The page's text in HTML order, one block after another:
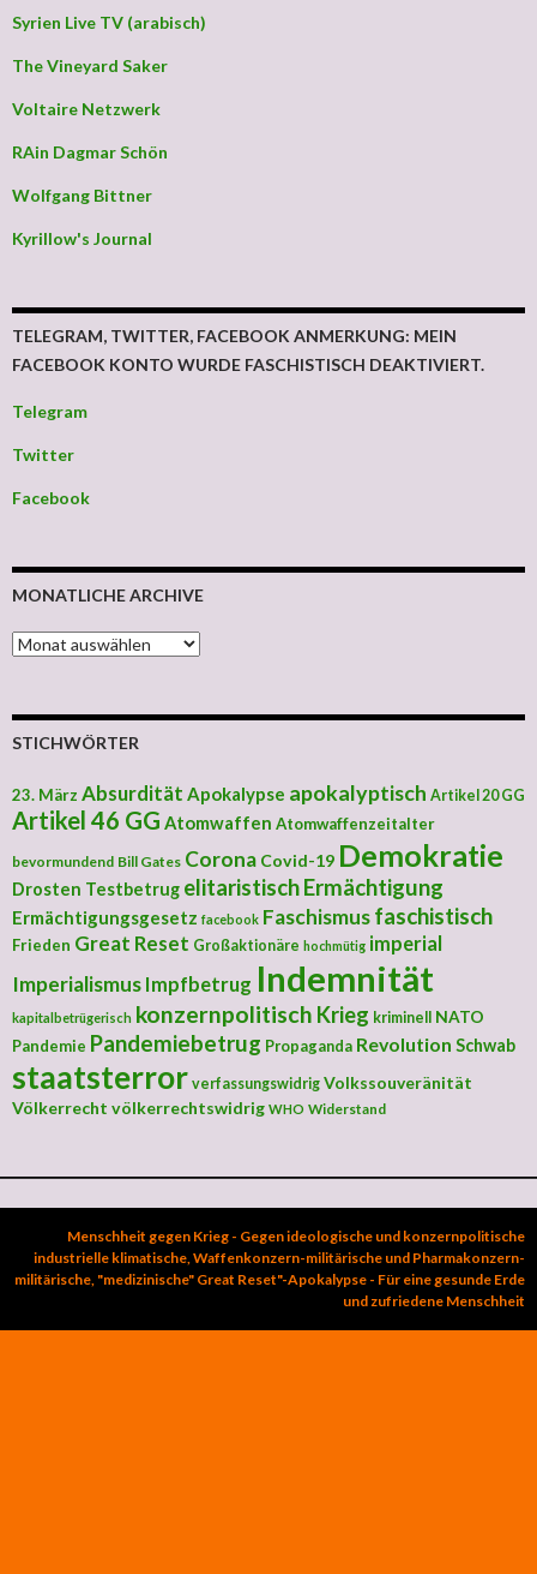
Syrien Live TV (arabisch)
The Vineyard Saker
Voltaire Netzwerk
RAin Dagmar Schön
Wolfgang Bittner
Kyrillow's Journal
TELEGRAM, TWITTER, FACEBOOK ANMERKUNG: MEIN
FACEBOOK KONTO WURDE FASCHISTISCH DEAKTIVIERT.
Telegram
Twitter
Facebook
MONATLICHE ARCHIVE
MONATLICHE ARCHIVE
STICHWÖRTER
23. März Absurdität Apokalypse apokalyptisch Artikel 20 GG
Artikel 46 GG Atomwaffen Atomwaffenzeitalter
bevormundend Bill Gates Corona Covid-19 Demokratie
Drosten Testbetrug elitaristischErmächtigung
Ermächtigungsgesetz facebook Faschismusfaschistisch
Frieden Great Reset Großaktionäre hochmütig imperial
Imperialismus Impfbetrug Indemnität
kapitalbetrügerisch konzernpolitisch Krieg kriminell
NATO
Pandemie Pandemiebetrug Propaganda Revolution Schwab
staatsterror verfassungswidrig Volkssouveränität
Völkerrecht völkerrechtswidrig WHO Widerstand
Menschheit gegen Krieg - Gegen ideologische und konzernpolitische
industrielle klimatische, Waffenkonzern-militärische und Pharmakonzern-
militärische, "medizinische" Great Reset"-Apokalypse - Für eine gesunde Erde
und zufriedene Menschheit